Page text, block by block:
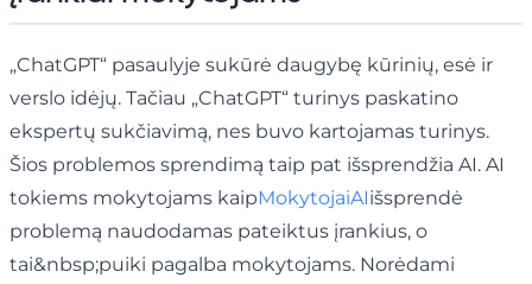
„ChatGPT“ pasaulyje sukūrė daugybę kūrinių, esė ir
verslo idėjų. Tačiau „ChatGPT“ turinys paskatino
ekspertų sukčiavimą, nes buvo kartojamas turinys.
Šios problemos sprendimą taip pat išsprendžia AI. AI
tokiems mokytojams kaipMokytojaiAIišsprendė
problemą naudodamas pateiktus įrankius, o
tai&nbsp;puiki pagalba mokytojams. Norėdami